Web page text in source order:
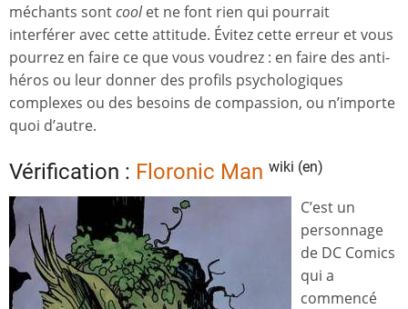
méchants sontcoolet ne font rien qui pourrait
interférer avec cette attitude. Évitez cette erreur et vous
pourrez en faire ce que vous voudrez : en faire des anti-
héros ou leur donner des profils psychologiques
complexes ou des besoins de compassion, ou n’importe
quoi d’autre.
Vérification : Floronic Man wiki (en)
C’est un
personnage
de DC Comics
qui a
commencé